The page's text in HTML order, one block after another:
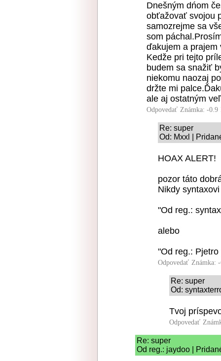
Dnešným dńom
obťažovať svojou
samozrejme sa
som
ďakujem a prajem
Kedže pri tejto
budem sa snažiť
niekomu naozaj
držte mi
ale aj ostatným
Odpovedať Známka: -0.9
Re: super
Od: Mxxl |
HOAX ALERT!
pozor táto
Nikdy
"Od reg.:
alebo
"Od reg.: Pjetro
Odpovedať Známka:
Re: super
Od:
Tvoj
Odpovedať
Re: super
Od reg.: jaydoo |